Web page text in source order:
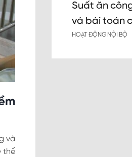
và
thể
Suất ăn
và bài toán
HOẠT ĐỘNG NỘI BỘ